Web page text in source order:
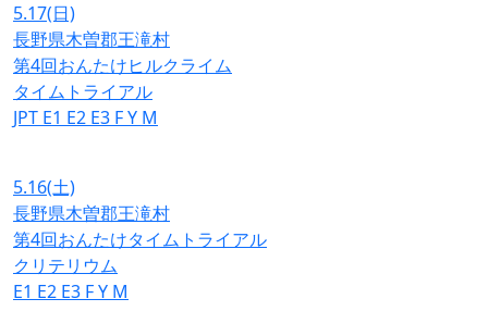
5.17(日)
長野県木曽郡王滝村
第4回おんたけヒルクライム
タイムトライアル
JPT E1 E2 E3 FY M
5.16(土)
長野県木曽郡王滝村
第4回おんたけタイムトライアル
クリテリウム
E1 E2 E3 FY M